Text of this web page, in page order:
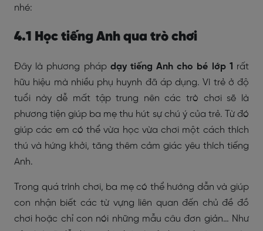
nhé:
4.1 Học tiếng Anh qua trò chơi
Đây là phương phápdạy tiếng Anh cho bé lớp 1 rất
hữu hiệu mà nhiều phụ huynh đã áp dụng. Vì trẻ ở độ
tuổi này dễ mất tập trung nên các trò chơi sẽ là
phương tiện giúp ba mẹ thu hút sự chú ý của trẻ. Từ đó
giúp các em có thể vừa học vừa chơi một cách thích
thú và hứng khởi, tăng thêm cảm giác yêu thích tiếng
Anh.
Trong quá trình chơi, ba mẹ có thể hướng dẫn và giúp
con nhận biết các từ vựng liên quan đến chủ đề đồ
chơi hoặc chỉ con nói những mẫu câu đơn giản… Như